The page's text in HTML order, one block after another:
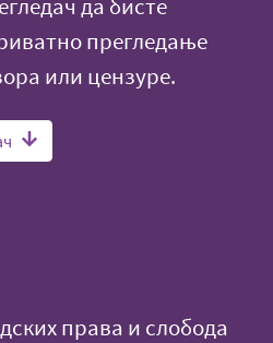
да бисте
прегледање
или цензуре.
права и слобода